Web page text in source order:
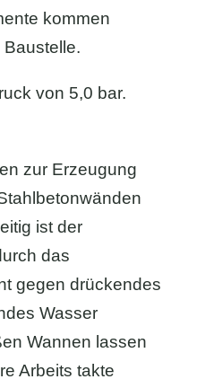
kommen
von 5,0 bar.
zur Erzeugung
ist der
das
gegen drückendes
Wasser
Wannen lassen
Arbeits takte